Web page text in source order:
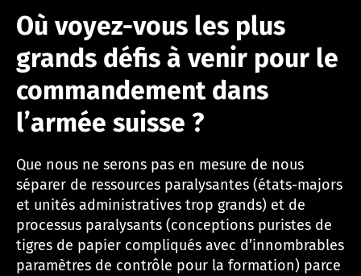
Où voyez-vous les plus
grands défis à venir pour le
commandement dans
l’armée suisse ?
Que nous ne serons pas en mesure de nous
séparer de ressources paralysantes (états-majors
et unités administratives trop grands) et de
processus paralysants (conceptions puristes de
tigres de papier compliqués avec d’innombrables
paramètres de contrôle pour la formation) parce